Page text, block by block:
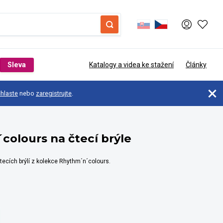
Sleva Katalogy a videa ke stažení Články
nebo zaregistrujte.
na čtecí brýle
brýlí z kolekce Rhythm´n´colours.